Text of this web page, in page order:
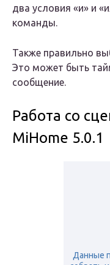
два условия «и» и
команды.
Также правильно
Это может быть
сообщение.
Работа со
MiHome 5.0.1
Данные